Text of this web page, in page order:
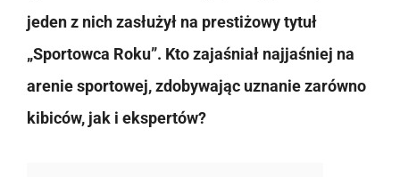
jeden z nich zasłużył na prestiżowy tytuł
„Sportowca Roku”. Kto zajaśniał najjaśniej na
arenie sportowej, zdobywając uznanie zarówno
kibiców, jak i ekspertów?